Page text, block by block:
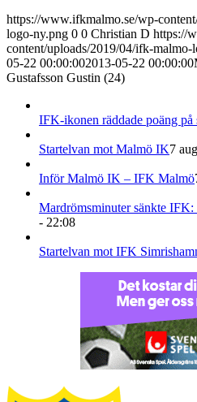
https://www.ifkmalmo.se/wp-
logo-ny.png 0 0 Christian D https://
content/uploads/2019/04/ifk-malmo-
05-22 00:00:002013-05-22 00:00:00
Gustafsson Gustin (24)
IFK-ikonen räddade poäng på
Startelvan mot Malmö IK7
Inför Malmö IK – IFK Malmö
Mardrömsminuter sänkte
- 22:08
Startelvan mot IFK